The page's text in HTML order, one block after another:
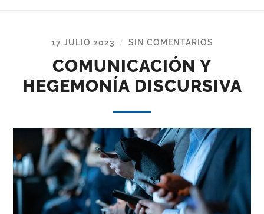
17 JULIO 2023 / SIN COMENTARIOS
COMUNICACIÓN Y
HEGEMONÍA DISCURSIVA